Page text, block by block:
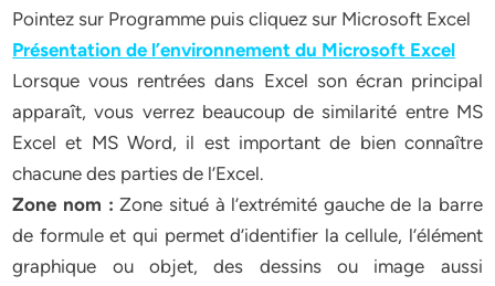
Pointez sur Programme puis cliquez sur Microsoft Excel
Présentation de l’environnement du Microsoft Excel
Lorsque vous rentrées dans Excel son écran principal
apparaît, vous verrez beaucoup de similarité entre MS
Excel et MS Word, il est important de bien connaître
chacune des parties de l’Excel.
Zone nom : Zone situé à l’extrémité gauche de la barre
de formule et qui permet d’identifier la cellule, l’élément
graphique ou objet, des dessins ou image aussi